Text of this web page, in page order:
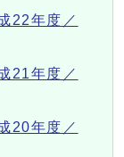
22年度／
21年度／
20年度／